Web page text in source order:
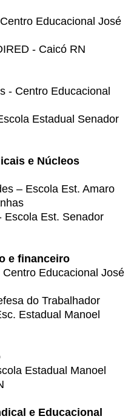
Educacional José
- Caicó RN
- Centro Educacional
Estadual Senador
e Núcleos
– Escola Est. Amaro
Escola Est. Senador
e financeiro
Educacional José
do Trabalhador
Estadual Manoel
Estadual Manoel
e Educacional